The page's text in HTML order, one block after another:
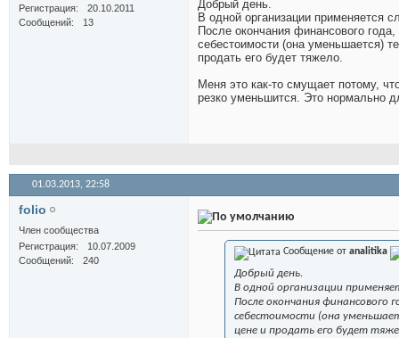
Регистрация
20.10.2011
Сообщений
13
Добрый день.
В одной организации применяется
После окончания финансового
себестоимости (она уменьшается)
продать его будет тяжело.
Меня это как-то смущает потому,
резко уменьшится. Это нормально
01.03.2013, 22:58
folio
Член сообщества
Регистрация
10.07.2009
Сообщений
240
Сообщение от analitika
Добрый день.
В одной организации
После окончания финансового
себестоимости (она
цене и продать его будет